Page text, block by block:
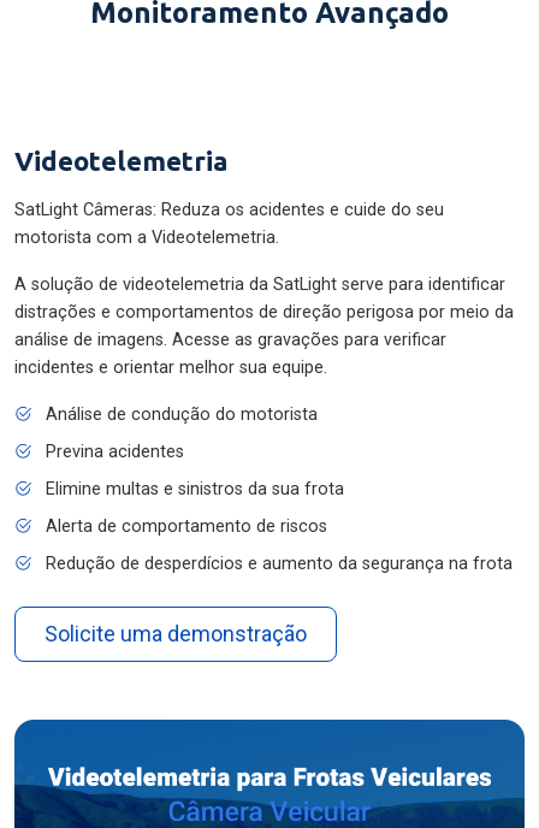
Monitoramento Avançado
Videotelemetria
SatLight Câmeras: Reduza os acidentes e cuide do seu
motorista com a Videotelemetria.
A solução de videotelemetria da SatLight serve para identificar
distrações e comportamentos de direção perigosa por meio da
análise de imagens. Acesse as gravações para verificar
incidentes e orientar melhor sua equipe.
Análise de condução do motorista
Previna acidentes
Elimine multas e sinistros da sua frota
Alerta de comportamento de riscos
Redução de desperdícios e aumento da segurança na frota
Solicite uma demonstração